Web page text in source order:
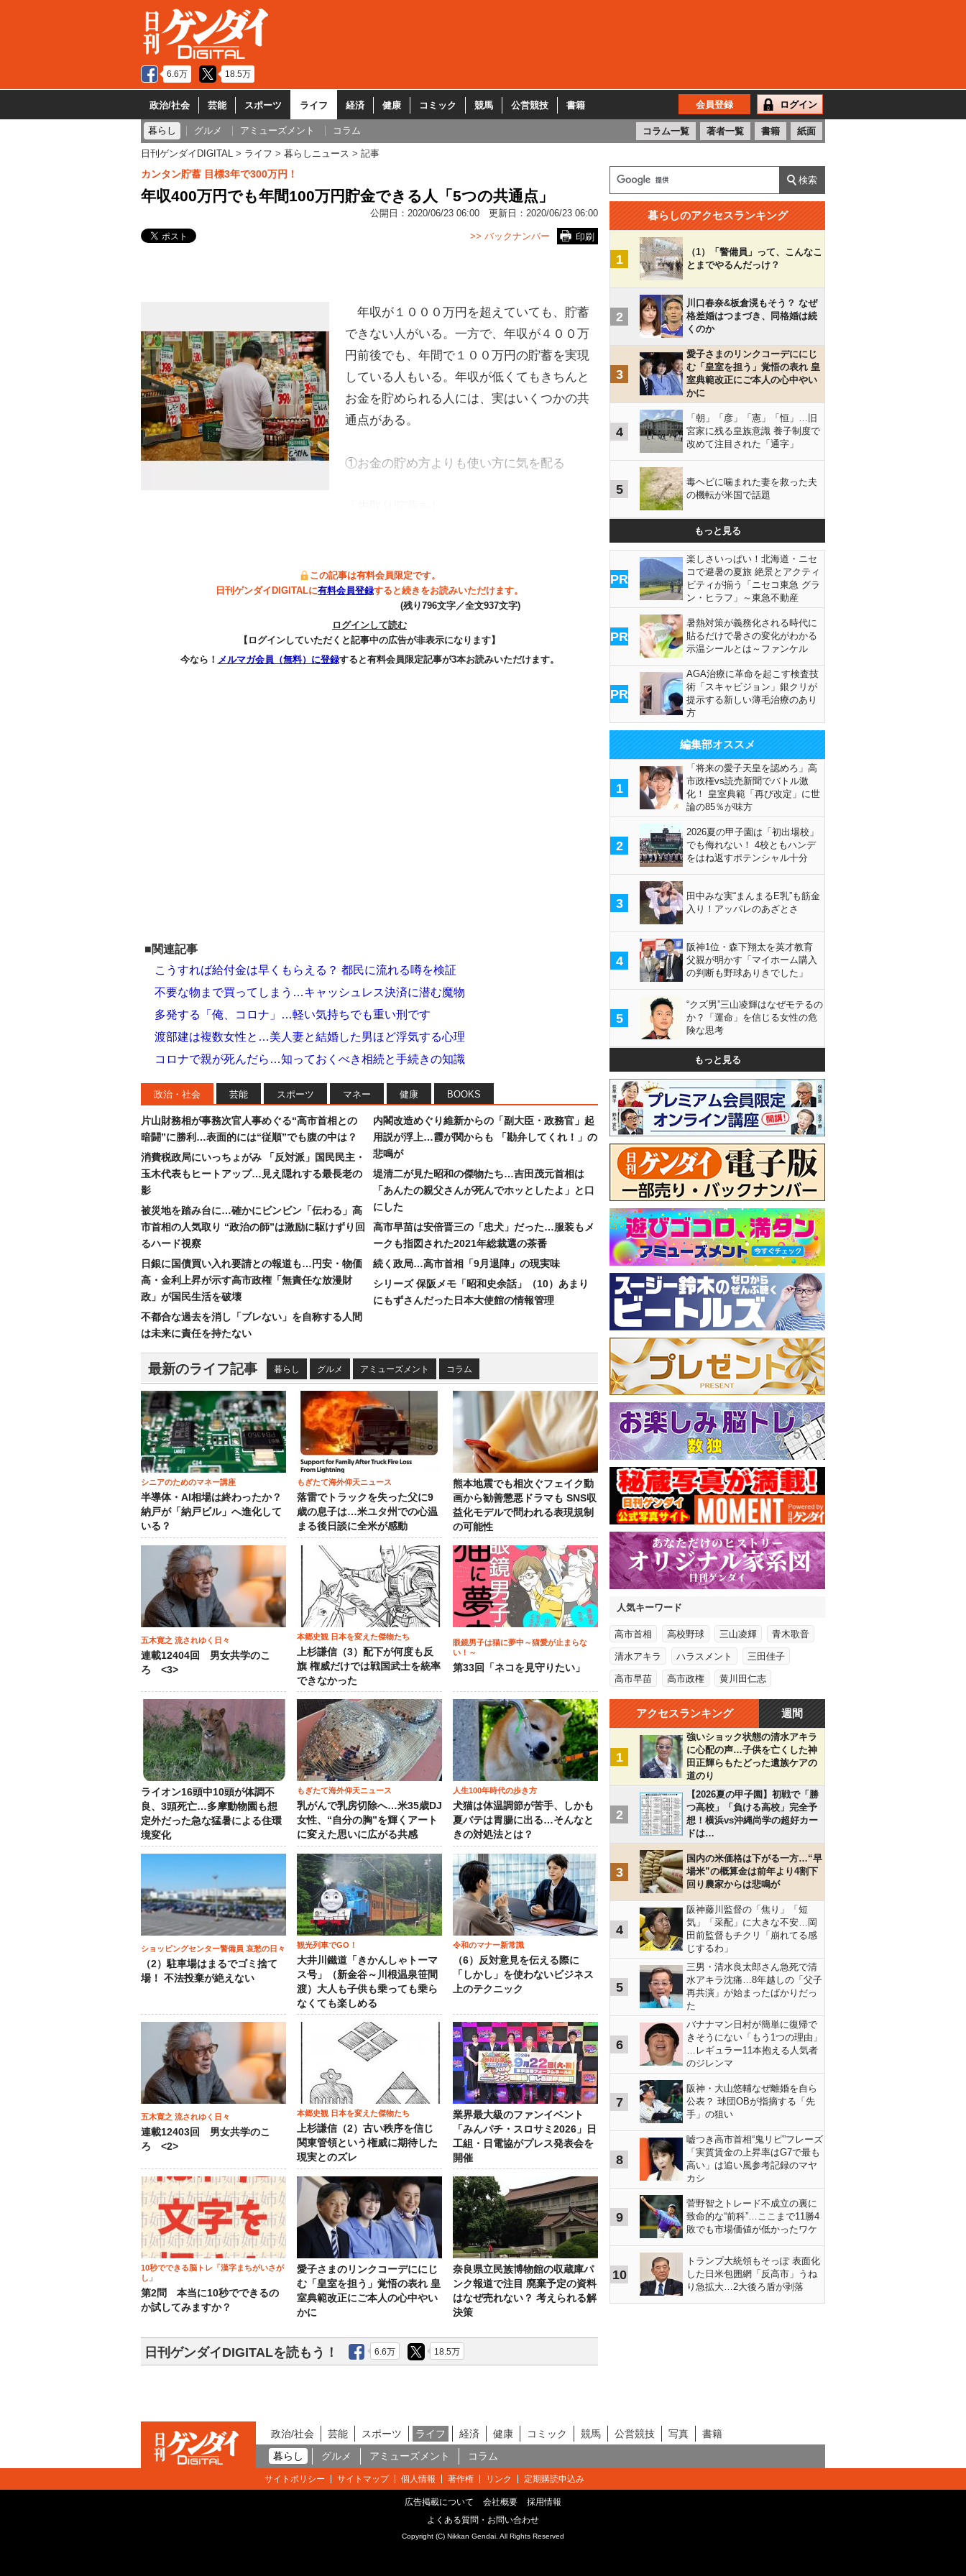
6.6万 18.5万
政治/社会 芸能 スポーツ ライフ 経済 健康 コミック 競馬 公営競技 書籍 会員登録 ログイン
暮らし グルメ アミューズメント コラム コラム一覧 著者一覧 書籍 紙面
日刊ゲンダイDIGITAL ライフ 暮らしニュース 記事
カンタン貯蓄 目標3年で300万円！
年収400万円でも年間100万円貯金できる人「5つの共通点」
公開日： 2020/06/23 06:00 更新日： 2020/06/23 06:00
印刷
>> バックナンバー
年収が１０００万円を超えていても、貯蓄
できない人がいる。一方で、年収が４００万
円前後でも、年間で１００万円の貯蓄を実現
している人もいる。年収が低くてもきちんと
お金を貯められる人には、実はいくつかの共
通点がある。
①お金の貯め方よりも使い方に気を配る
この記事は有料会員限定です。
日刊ゲンダイDIGITALに有料会員登録すると続きをお読みいただけます。
(残り796文字／全文937文字)
ログインして読む
【ログインしていただくと記事中の広告が非表示になります】
今なら！ メルマガ会員（無料）に登録すると有料会員限定記事が3本お読みいただけます。
■関連記事
こうすれば給付金は早くもらえる？ 都民に流れる噂を検証
不要な物まで買ってしまう…キャッシュレス決済に潜む魔物
多発する「俺、コロナ」…軽い気持ちでも重い刑です
渡部建は複数女性と…美人妻と結婚した男ほど浮気する心理
コロナで親が死んだら…知っておくべき相続と手続きの知識
政治・社会 芸能 スポーツ マネー 健康 BOOKS
片山財務相が事務次官人事めぐる“高市首相との
暗闘”に勝利…表面的には“従順”でも腹の中は？
消費税政局にいっちょがみ 「反対派」国民民主・
玉木代表もヒートアップ…見え隠れする最長老の
影
被災地を踏み台に…確かにビンビン「伝わる」高
市首相の人気取り “政治の師”は激励に駆けずり回
るハード視察
日銀に国債買い入れ要請との報道も…円安・物価
高・金利上昇が示す高市政権「無責任な放漫財
政」が国民生活を破壊
不都合な過去を消し「ブレない」を自称する人間
は未来に責任を持たない
内閣改造めぐり維新からの「副大臣・政務官」起
用説が浮上…霞が関からも 「勘弁してくれ！」の
悲鳴が
堤清二が見た昭和の傑物たち…吉田茂元首相は
「あんたの親父さんが死んでホッとしたよ」と口
にした
高市早苗は安倍晋三の「忠犬」だった…服装もメ
ークも指図された2021年総裁選の茶番
続く政局…高市首相「9月退陣」の現実味
シリーズ 保阪メモ「昭和史余話」（10）あまり
にもずさんだった日本大使館の情報管理
最新のライフ記事 暮らし グルメ アミューズメント コラム
シニアのためのマネー講座
半導体・AI相場は終わったか？
納戸が「納戸ビル」へ進化して
いる？
もぎたて海外仰天ニュース
落雷でトラックを失った父に9
歳の息子は…米ユタ州での心温
まる後日談に全米が感動
熊本地震でも相次ぐフェイク動
画から勧善懲悪ドラマも SNS収
益化モデルで問われる表現規制
の可能性
五木寛之 流されゆく日々
連載12404回 男女共学のこ
ろ <3>
本郷史観 日本を変えた傑物たち
上杉謙信（3）配下が何度も反
旗 権威だけでは戦国武士を統率
できなかった
眼鏡男子は猫に夢中～猫愛が止まらな
い！～
第33回「ネコを見守りたい」
ライオン16頭中10頭が体調不
良、3頭死亡…多摩動物園も想
定外だった急な猛暑による住環
境変化
もぎたて海外仰天ニュース
乳がんで乳房切除へ…米35歳DJ
女性、“自分の胸”を輝くアート
に変えた思いに広がる共感
人生100年時代の歩き方
犬猫は体温調節が苦手、しかも
夏バテは胃腸に出る…そんなと
きの対処法とは？
ショッピングセンター警備員 哀愁の日々
（2）駐車場はまるでゴミ捨て
場！ 不法投棄が絶えない
観光列車でGO！
大井川鐵道「きかんしゃトーマ
ス号」（新金谷～川根温泉笹間
渡）大人も子供も乗っても乗ら
なくても楽しめる
令和のマナー新常識
（6）反対意見を伝える際に
「しかし」を使わないビジネス
上のテクニック
五木寛之 流されゆく日々
連載12403回 男女共学のこ
ろ <2>
本郷史観 日本を変えた傑物たち
上杉謙信（2）古い秩序を信じ
関東管領という権威に期待した
現実とのズレ
業界最大級のファンイベント
「みんパチ・スロサミ2026」日
工組・日電協がプレス発表会を
開催
10秒でできる脳トレ「漢字まちがいさが
し」
第2問 本当に10秒でできるの
か試してみますか？
愛子さまのリンクコーデににじ
む「皇室を担う」覚悟の表れ 皇
室典範改正にご本人の心中やい
かに
奈良県立民族博物館の収蔵庫パ
ンク報道で注目 廃棄予定の資料
はなぜ売れない？ 考えられる解
決策
日刊ゲンダイDIGITALを読もう！ 6.6万 18.5万
暮らしのアクセスランキング
1
（1）「警備員」って、こんなこ
とまでやるんだっけ？
2
川口春奈&板倉滉もそう？ なぜ
格差婚はつまづき、同格婚は続
くのか
3
愛子さまのリンクコーデににじ
む「皇室を担う」覚悟の表れ 皇
室典範改正にご本人の心中やい
かに
4
「朝」「彦」「憲」「恒」…旧
宮家に残る皇族意識 養子制度で
改めて注目された「通字」
5
毒ヘビに噛まれた妻を救った夫
の機転が米国で話題
もっと見る
PR
楽しさいっぱい！北海道・ニセ
コで避暑の夏旅 絶景とアクティ
ビティが揃う「ニセコ東急 グラ
ン・ヒラフ」～東急不動産
PR
暑熱対策が義務化される時代に
貼るだけで暑さの変化がわかる
示温シールとは～ファンケル
PR
AGA治療に革命を起こす検査技
術「スキャビジョン」銀クリが
提示する新しい薄毛治療のあり
方
編集部オススメ
1
「将来の愛子天皇を認めろ」高
市政権vs読売新聞でバトル激
化！ 皇室典範「再び改定」に世
論の85％が味方
2
2026夏の甲子園は「初出場校」
でも侮れない！ 4校ともハンデ
をはね返すポテンシャル十分
3
田中みな実“まんまるE乳”も筋金
入り！アッパレのあざとさ
4
阪神1位・森下翔太を英才教育
父親が明かす「マイホーム購入
の判断も野球ありきでした」
5
“クズ男”三山凌輝はなぜモテるの
か？「運命」を信じる女性の危
険な思考
もっと見る
人気キーワード
高市首相 高校野球 三山凌輝 青木歌音
清水アキラ ハラスメント 三田佳子
高市早苗 高市政権 黄川田仁志
アクセスランキング 週間
1
強いショック状態の清水アキラ
に心配の声…子供を亡くした神
田正輝らもたどった遺族ケアの
道のり
2
【2026夏の甲子園】初戦で「勝
つ高校」「負ける高校」完全予
想！横浜vs沖縄尚学の超好カー
ドは…
3
国内の米価格は下がる一方…“早
場米”の概算金は前年より4割下
回り農家からは悲鳴が
4
阪神藤川監督の「焦り」「短
気」「采配」に大きな不安…岡
田前監督もチクリ「崩れてる感
じするわ」
5
三男・清水良太郎さん急死で清
水アキラ沈痛…8年越しの「父子
再共演」が始まったばかりだっ
た
6
バナナマン日村が簡単に復帰で
きそうにない「もう1つの理由」
…レギュラー11本抱える人気者
のジレンマ
7
阪神・大山悠輔なぜ離婚を自ら
公表？ 球団OBが指摘する「先
手」の狙い
8
嘘つき高市首相“鬼リピ”フレーズ
「実質賃金の上昇率はG7で最も
高い」は追い風参考記録のマヤ
カシ
9
菅野智之トレード不成立の裏に
致命的な“前科”…ここまで11勝4
敗でも市場価値が低かったワケ
10
トランプ大統領もそっぽ 表面化
した日米包囲網「反高市」うね
り急拡大…2大後ろ盾が剥落
政治/社会 芸能 スポーツ ライフ 経済 健康 コミック 競馬 公営競技 写真
書籍
暮らし
グルメ アミューズメント コラム
サイトポリシー サイトマップ 個人情報 著作権 リンク 定期購読申込み
広告掲載について 会社概要
採用情報
よくある質問・お問い合わせ
Copyright (C) Nikkan Gendai. All Rights Reserved